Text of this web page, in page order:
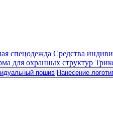
спецодежда Средства
для охранных структур
пошив Нанесение